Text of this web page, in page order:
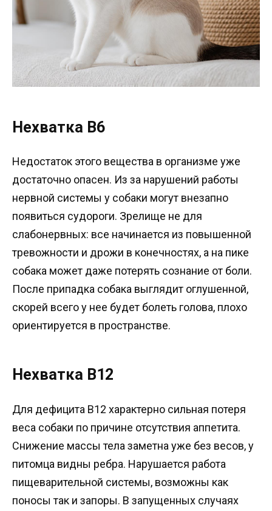
Нехватка B6
Недостаток этого вещества в организме уже
достаточно опасен. Из за нарушений работы
нервной системы у собаки могут внезапно
появиться судороги. Зрелище не для
слабонервных: все начинается из повышенной
тревожности и дрожи в конечностях, а на пике
собака может даже потерять сознание от боли.
После припадка собака выглядит оглушенной,
скорей всего у нее будет болеть голова, плохо
ориентируется в пространстве.
Нехватка В12
Для дефицита B12 характерно сильная потеря
веса собаки по причине отсутствия аппетита.
Снижение массы тела заметна уже без весов, у
питомца видны ребра. Нарушается работа
пищеварительной системы, возможны как
поносы так и запоры. В запущенных случаях